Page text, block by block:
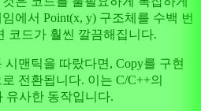
에서 Point(x, y) 구조체를 수백 번
코드가 훨씬 깔끔해집니다.
맨틱을 따랐다면, Copy를 구현
전환됩니다. 이는 C/C++의
유사한 동작입니다.